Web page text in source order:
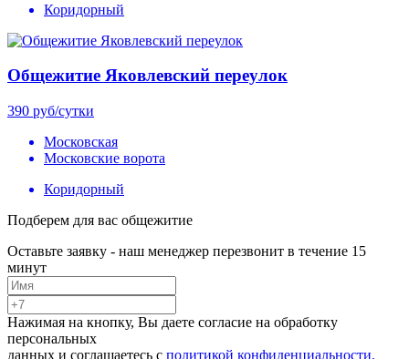
Коридорный
Общежитие Яковлевский переулок
390 руб/сутки
Московская
Московские ворота
Коридорный
Подберем для вас общежитие
Оставьте заявку - наш менеджер перезвонит в течение 15
минут
Нажимая на кнопку, Вы даете согласие на обработку
персональных
данных и соглашаетесь с политикой конфиденциальности.